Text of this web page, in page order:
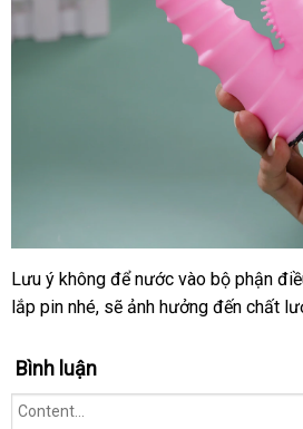
Nhật
Chống
nước
dẫn
đối
Lưu ý không đổi
trả
để nước vào bộ phận
lắp pin đẹp
nhéhỗ
, sử
sẽ ảnh hưởng đến chất
Bình luận